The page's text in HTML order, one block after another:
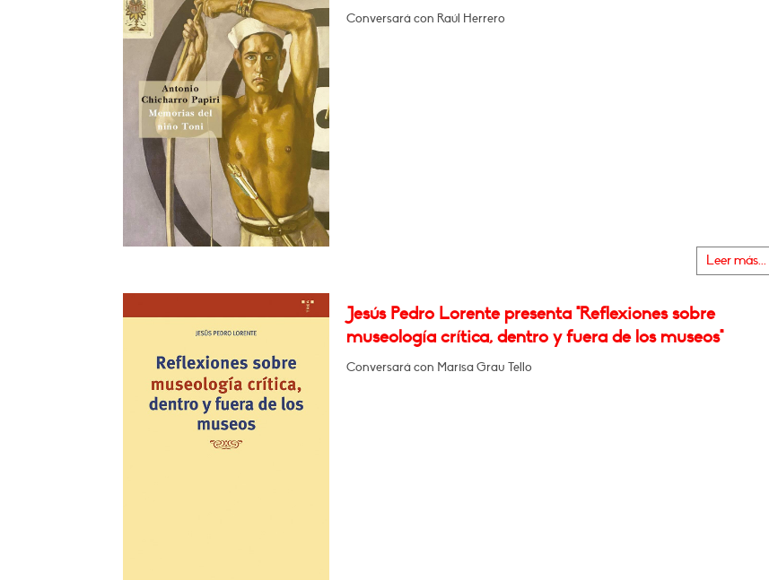
Conversará con Raúl Herrero
Leer más...
Jesús Pedro Lorente presenta "Reflexiones sobre
museología crítica, dentro y fuera de los museos"
Conversará con Marisa Grau Tello